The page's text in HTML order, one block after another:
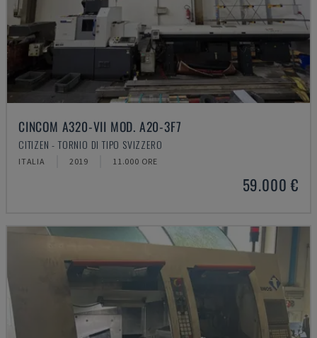
CINCOM A320-VII MOD. A20-3F7
CITIZEN - TORNIO DI TIPO SVIZZERO
ITALIA 2019 11.000 ORE
59.000 €